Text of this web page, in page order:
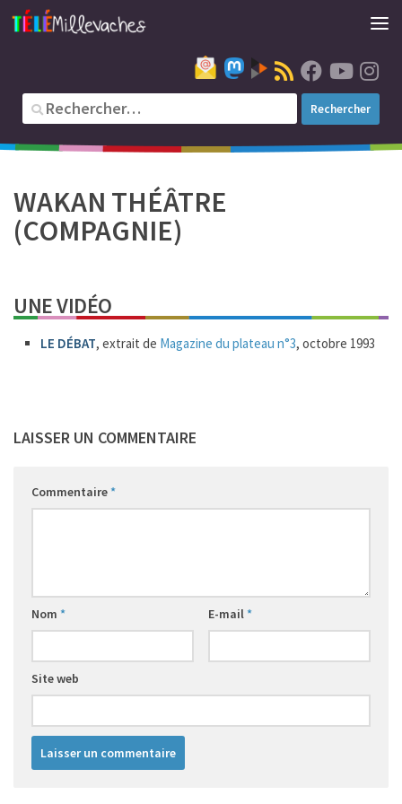
WAKAN THÉÂTRE
(COMPAGNIE)
UNE VIDÉO
LE DÉBAT, extrait de Magazine du plateau n°3, octobre 1993
LAISSER UN COMMENTAIRE
Commentaire*
Nom * E-mail*
Site web